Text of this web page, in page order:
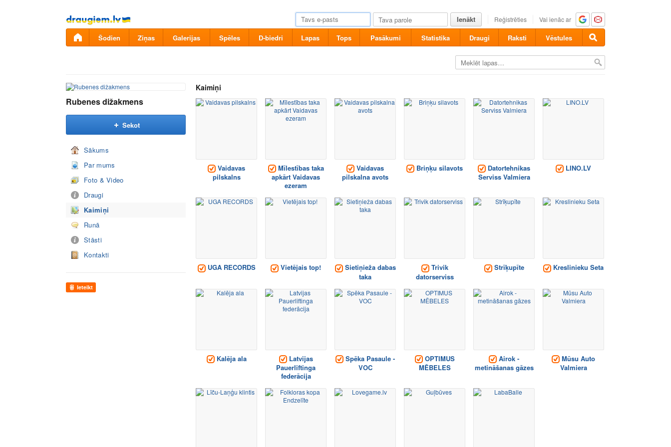
Pāriet
uz
saturu
Ienākt Reģistrēties Vai ienāc ar
Šodien Ziņas Galerijas Spēles D-biedri Lapas Tops Pasākumi Statistika Draugi Raksti Vēstules
Rubenes dižakmens
Sekot
Sākums
Par mums
Foto & Video
Draugi
Kaimiņi
Runā
Stāsti
Kontakti
Ieteikt
Kaimiņi
Vaidavas
pilskalns
Mīlestības taka
apkārt Vaidavas
ezeram
Vaidavas
pilskalna avots
Briņķu silavots
Datortehnikas
Serviss Valmiera
LINO.LV
UGA RECORDS Vietējais top!
Sietiņieža dabas
taka
Trivik
datorserviss
Strīķupīte Kreslinieku Seta
Kalēja ala
Latvijas
Pauerliftinga
federācija
Spēka Pasaule -
VOC
OPTIMUS
MĒBELES
Airok -
metināšanas gāzes
Mūsu Auto
Valmiera